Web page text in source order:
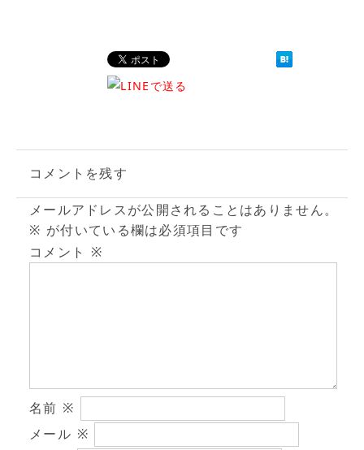
コメントを残す
メールアドレスが公開されることはありません。
※ が付いている欄は必須項目です
コメント ※
名前 ※
メール ※